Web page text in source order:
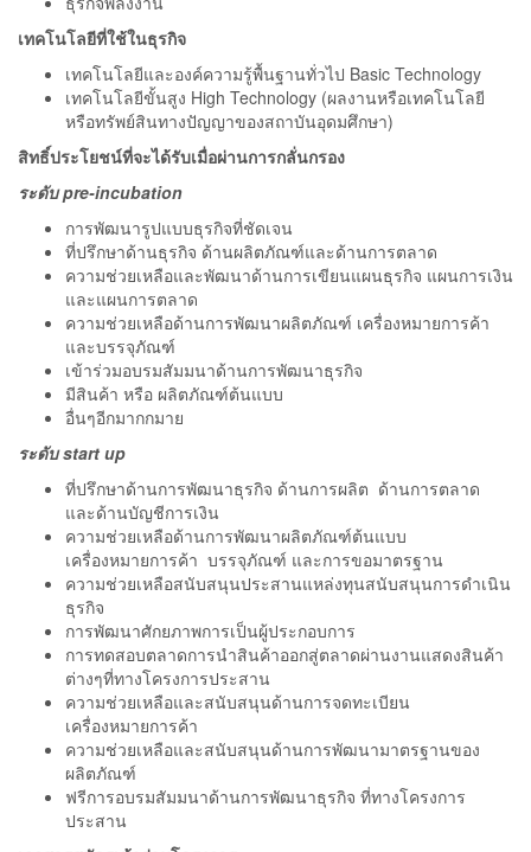
เทคโนโลยีที่ใช้ในธุรกิจ
เทคโนโลยีและองค์ความรู้พื้นฐานทั่วไป Basic Technology
เทคโนโลยีขั้นสูง High Technology (ผลงานหรือเทคโนโลยี
หรือทรัพย์สินทางปัญญาของสถาบันอุดมศึกษา)
สิทธิ์ประโยชน์ที่จะได้รับเมื่อผ่านการกลั่นกรอง
ระดับpre-incubation
การพัฒนารูปแบบธุรกิจที่ชัดเจน
ที่ปรึกษาด้านธุรกิจ ด้านผลิตภัณฑ์และด้านการตลาด
ความช่วยเหลือและพัฒนาด้านการเขียนแผนธุรกิจ แผนการเงิน
และแผนการตลาด
ความช่วยเหลือด้านการพัฒนาผลิตภัณฑ์ เครื่องหมายการค้า
และบรรจุภัณฑ์
เข้าร่วมอบรมสัมมนาด้านการพัฒนาธุรกิจ
มีสินค้า หรือ ผลิตภัณฑ์ต้นแบบ
อื่นๆอีกมากกมาย
ระดับstart up
ที่ปรึกษาด้านการพัฒนาธุรกิจ ด้านการผลิต ด้านการตลาด
และด้านบัญชีการเงิน
ความช่วยเหลือด้านการพัฒนาผลิตภัณฑ์ต้นแบบ
เครื่องหมายการค้า บรรจุภัณฑ์ และการขอมาตรฐาน
ความช่วยเหลือสนับสนุนประสานแหล่งทุนสนับสนุนการดำเนิน
ธุรกิจ
การพัฒนาศักยภาพการเป็นผู้ประกอบการ
การทดสอบตลาดการนำสินค้าออกสู่ตลาดผ่านงานแสดงสินค้า
ต่างๆที่ทางโครงการประสาน
ความช่วยเหลือและสนับสนุนด้านการจดทะเบียน
เครื่องหมายการค้า
ความช่วยเหลือและสนับสนุนด้านการพัฒนามาตรฐานของ
ผลิตภัณฑ์
ฟรีการอบรมสัมมนาด้านการพัฒนาธุรกิจ ที่ทางโครงการ
ประสาน